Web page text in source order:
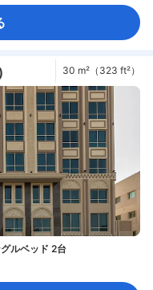
30 m²（323 ft²）
ルベッド 2台